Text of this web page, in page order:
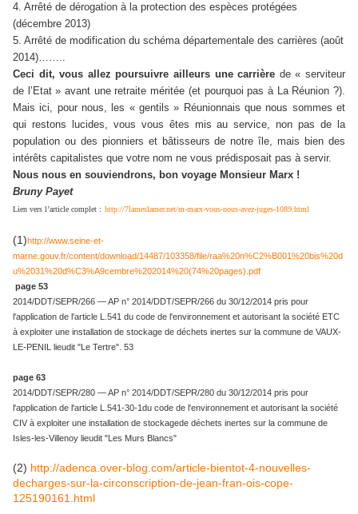
4. Arrêté de dérogation à la protection des espèces protégées
(décembre 2013)
5. Arrêté de modification du schéma départementale des carrières (août
2014)……..
Ceci dit, vous allez poursuivre ailleurs unecarrière de « serviteur
de l’Etat » avant uneretraite méritée (et pourquoi pas à La Réunion ?).
Mais ici, pour nous, les « gentils » Réunionnais que nous sommes et
qui restons lucides, vous vous êtes mis au service, non pas de la
population ou des pionniers et bâtisseurs de notre île, mais bien des
intérêts capitalistes que votre nom ne vous prédisposait pas à servir.
Nous nous en souviendrons, bon voyage Monsieur Marx !
Bruny Payet
Lien vers l’article complet : http://7lameslamer.net/m-marx-vous-nous-avez-juges-1089.html
(1)http://www.seine-et-
marne.gouv.fr/content/download/14487/103358/file/raa%20n%C2%B001%20bis%20d
u%2031%20d%C3%A9cembre%202014%20(74%20pages).pdf
page 53
2014/DDT/SEPR/266 — AP n° 2014/DDT/SEPR/266 du 30/12/2014 pris pour
l'application de l'article L.541 du code de l'environnement et autorisant la société ETC
à exploiter une installation de stockage de déchets inertes sur la commune de VAUX-
LE-PENIL lieudit "Le Tertre". 53
page 63
2014/DDT/SEPR/280 — AP n° 2014/DDT/SEPR/280 du 30/12/2014 pris pour
l'application de l'article L.541-30-1du code de l'environnement et autorisant la société
CIV à exploiter une installation de stockagede déchets inertes sur la commune de
Isles-les-Villenoy lieudit "Les Murs Blancs"
(2) http://adenca.over-blog.com/article-bientot-4-nouvelles-
decharges-sur-la-circonscription-de-jean-fran-ois-cope-
125190161.html